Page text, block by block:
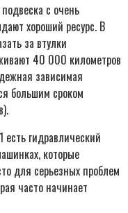
с очень
хороший ресурс. В
за втулки
40 000 километров
зависимая
большим сроком
гидравлический
которые
для серьезных проблем
часто начинает